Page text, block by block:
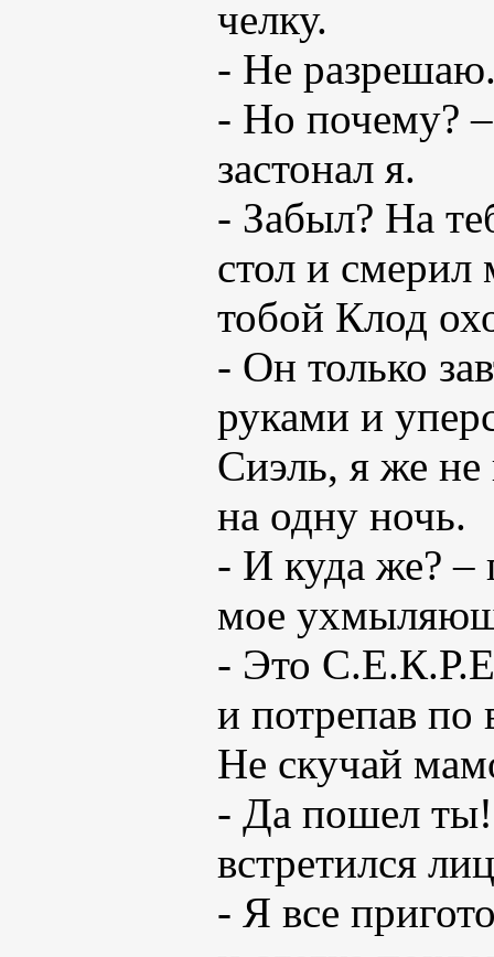
челку.
- Не
- Но почему?
застонал я.
- Забыл? На
стол и смерил
тобой Клод
- Он только
руками и
Сиэль, я же не
на одну ночь.
- И куда же? –
мое
- Это
и потрепав по
Не скучай
- Да пошел ты!
встретился
- Я все